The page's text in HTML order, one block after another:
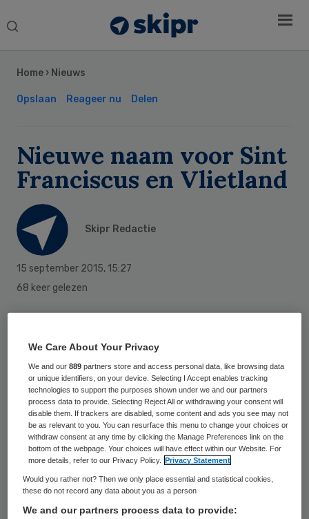
Search
Home › Nieuws
Opslaan Reageer nu Delen
Nieuwe naam voor Sint
Franciscus en Vlietland
Skipr Redactie
15 september 2015, 15:27
68 keer gelezen
Vlietland Ziekenhuis gaan samen verder
onder de naam Franciscus Gasthuis &
Vlietland. De nieuwe naam geldt vanaf deze
maand voor de fusieorganisatie, die vijf
locaties telt in Rotterdam en Schiedam.
De ziekenhuizen starten de campagne
‘Zorg van generaties’, om zich te
positioneren als het ziekenhuis waar al
Sidebar
We Care About Your Privacy
We and our889 partners store and access personal data, like browsing data
or unique identifiers, on your device. Selecting I Accept enables tracking
technologies to support the purposes shown under we and our partners
process data to provide. Selecting Reject All or withdrawing your consent will
disable them. If trackers are disabled, some content and ads you see may not
be as relevant to you. You can resurface this menu to change your choices or
withdraw consent at any time by clicking the Manage Preferences link on the
bottom of the webpage. Your choices will have effect within our Website. For
more details, refer to our Privacy Policy.
Privacy Statement
Would you rather not? Then we only place essential and statistical cookies,
these do not record any data about you as a person
We and our partners process data to provide: